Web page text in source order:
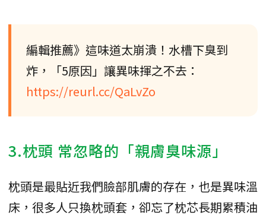
編輯推薦》這味道太崩潰！水槽下臭到
炸，「5原因」讓異味揮之不去：
https://reurl.cc/QaLvZo
3.枕頭 常忽略的「親膚臭味源」
枕頭是最貼近我們臉部肌膚的存在，也是異味溫
床，很多人只換枕頭套，卻忘了枕芯長期累積油